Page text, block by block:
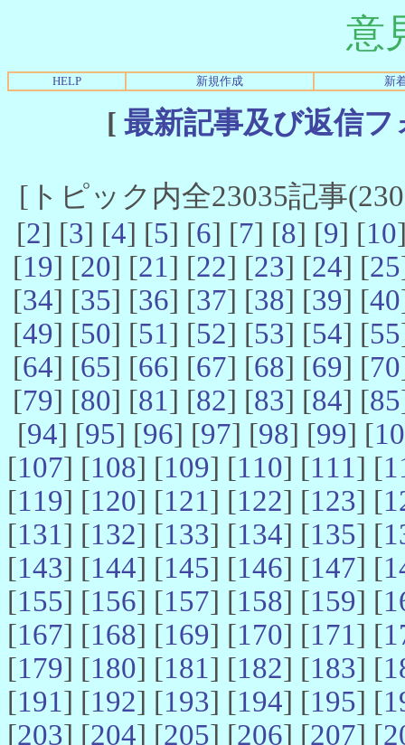
意
HELP 新規作成 新
[ 最新記事及び返信
[トピック内全23035記事
[2] [3] [4] [5] [6] [7] [8] [9] [10
[19] [20] [21] [22] [23] [24] [25
[34] [35] [36] [37] [38] [39] [40
[49] [50] [51] [52] [53] [54] [55
[64] [65] [66] [67] [68] [69] [70
[79] [80] [81] [82] [83] [84] [85
[94] [95] [96] [97] [98] [99] [
[107] [108] [109] [110] [111] [
[119] [120] [121] [122] [123] [
[131] [132] [133] [134] [135] [
[143] [144] [145] [146] [147] [
[155] [156] [157] [158] [159] [
[167] [168] [169] [170] [171] [
[179] [180] [181] [182] [183] [
[191] [192] [193] [194] [195] [
[203] [204] [205] [206] [207] [